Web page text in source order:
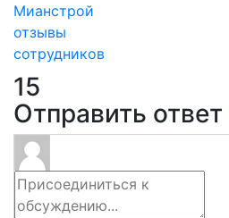
Мианстрой
отзывы
сотрудников
15
Отправить ответ